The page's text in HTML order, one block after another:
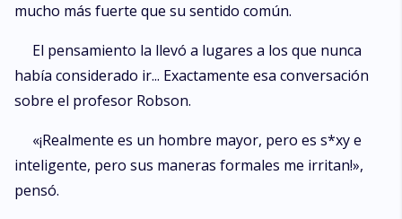
mucho más fuerte que su sentido común.
El pensamiento la llevó a lugares a los que nunca
había considerado ir... Exactamente esa conversación
sobre el profesor Robson.
«¡Realmente es un hombre mayor, pero es s*xy e
inteligente, pero sus maneras formales me irritan!»,
pensó.